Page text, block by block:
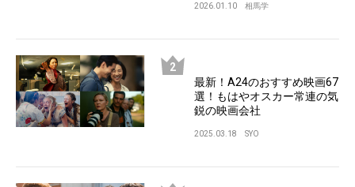
2026.01.10 相馬学
最新！A24のおすすめ映画67
選！もはやオスカー常連の気
鋭の映画会社
2025.03.18 SYO